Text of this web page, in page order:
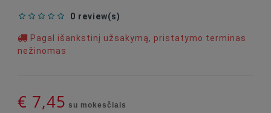
0 review(s)
Pagal išankstinį užsakymą, pristatymo terminas
nežinomas
€ 7,45 su mokesčiais